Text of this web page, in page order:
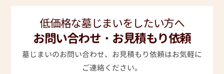
低価格な墓じまいをしたい方へ
お問い合わせ・お見積もり依頼
墓じまいのお問い合わせ、お見積もり依頼はお気軽に
ご連絡ください。